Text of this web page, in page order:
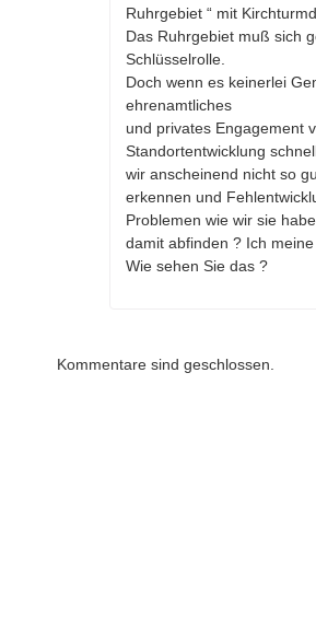
Ruhrgebiet “ mit
Das Ruhrgebiet muß sich
Schlüsselrolle.
Doch wenn es keinerlei
ehrenamtliches
und privates Engagement
Standortentwicklung
wir anscheinend nicht so
erkennen und
Problemen wie wir sie
damit abfinden ? Ich meine
Wie sehen Sie das ?
Kommentare sind geschlossen.